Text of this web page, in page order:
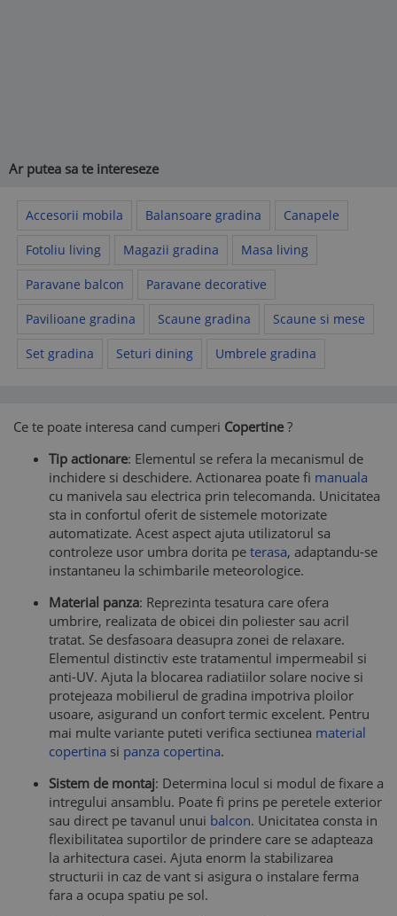
Ar putea sa te intereseze
Accesorii mobila Balansoare gradina Canapele
Fotoliu living Magazii gradina Masa living
Paravane balcon Paravane decorative
Pavilioane gradina Scaune gradina Scaune si mese
Set gradina Seturi dining Umbrele gradina
Ce te poate interesa cand cumperi Copertine?
Tip actionare: Elementul se refera la mecanismul de
inchidere si deschidere. Actionarea poate fi manuala
cu manivela sau electrica prin telecomanda. Unicitatea
sta in confortul oferit de sistemele motorizate
automatizate. Acest aspect ajuta utilizatorul sa
controleze usor umbra dorita pe terasa, adaptandu-se
instantaneu la schimbarile meteorologice.
Material panza: Reprezinta tesatura care ofera
umbrire, realizata de obicei din poliester sau acril
tratat. Se desfasoara deasupra zonei de relaxare.
Elementul distinctiv este tratamentul impermeabil si
anti-UV. Ajuta la blocarea radiatiilor solare nocive si
protejeaza mobilierul de gradina impotriva ploilor
usoare, asigurand un confort termic excelent. Pentru
mai multe variante puteti verifica sectiunea material
copertina si panza copertina.
Sistem de montaj: Determina locul si modul de fixare a
intregului ansamblu. Poate fi prins pe peretele exterior
sau direct pe tavanul unui balcon. Unicitatea consta in
flexibilitatea suportilor de prindere care se adapteaza
la arhitectura casei. Ajuta enorm la stabilizarea
structurii in caz de vant si asigura o instalare ferma
fara a ocupa spatiu pe sol.